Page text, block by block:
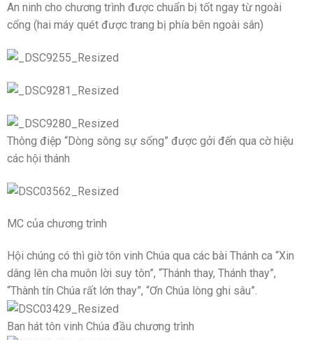
An ninh cho chương trình được chuẩn bị tốt ngay từ ngoài
cổng (hai máy quét được trang bị phía bên ngoài sân)
Thông điệp “Dòng sông sự sống” được gởi đến qua cờ hiệu
các hội thánh
MC của chương trình
Hội chúng có thì giờ tôn vinh Chúa qua các bài Thánh ca “Xin
dâng lên cha muôn lời suy tôn”, “Thánh thay, Thánh thay”,
“Thành tín Chúa rất lớn thay”, “Ơn Chúa lòng ghi sâu”.
Ban hát tôn vinh Chúa đầu chương trình